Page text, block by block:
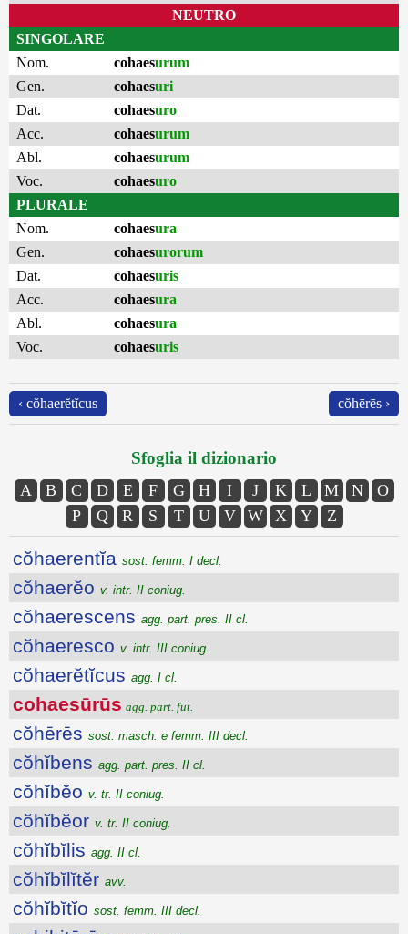
NEUTRO
SINGOLARE
Nom.
cohaesurum
Gen.
cohaesuri
Dat.
cohaesuro
Acc.
cohaesurum
Abl.
cohaesurum
Voc.
cohaesuro
PLURALE
Nom.
cohaesura
Gen.
cohaesurorum
Dat.
cohaesuris
Acc.
cohaesura
Abl.
cohaesura
Voc.
cohaesuris
‹ cŏhaerĕtĭcus cŏhērēs ›
Sfoglia il dizionario
A B C D E F G H I J K L M N
O
P
Q R S T U V W X Y Z
cŏhaerentĭa sost. femm. I decl.
cŏhaerĕo v. intr. II coniug.
cŏhaerescens agg. part. pres. II cl.
cŏhaeresco v. intr. III coniug.
cŏhaerĕtĭcus agg. I cl.
cohaesūrūs agg. part. fut.
cŏhērēs sost. masch. e femm. III decl.
cŏhĭbens agg. part. pres. II cl.
cŏhĭbĕo v. tr. II coniug.
cŏhĭbĕor v. tr. II coniug.
cŏhĭbĭlis agg. II cl.
cŏhĭbĭlĭtĕr avv.
cŏhĭbĭtĭo sost. femm. III decl.